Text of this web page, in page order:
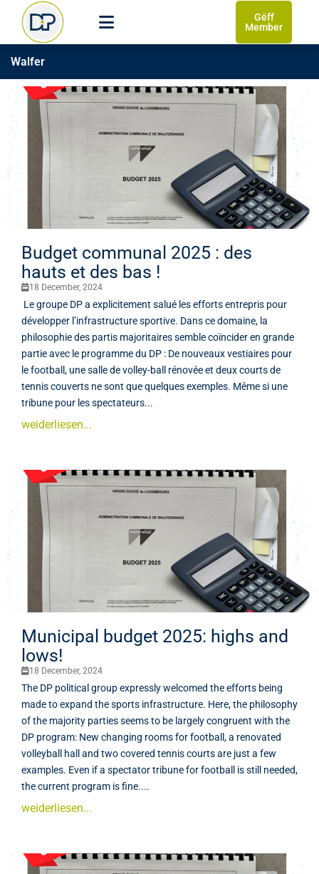
Gëff
Member
Walfer
Budget communal 2025 : des
hauts et des bas !
18 December, 2024
Le groupe DP a explicitement salué les efforts entrepris pour
développer l’infrastructure sportive. Dans ce domaine, la
philosophie des partis majoritaires semble coïncider en grande
partie avec le programme du DP : De nouveaux vestiaires pour
le football, une salle de volley-ball rénovée et deux courts de
tennis couverts ne sont que quelques exemples. Même si une
tribune pour les spectateurs...
weiderliesen...
Municipal budget 2025: highs and
lows!
18 December, 2024
The DP political group expressly welcomed the efforts being
made to expand the sports infrastructure. Here, the philosophy
of the majority parties seems to be largely congruent with the
DP program: New changing rooms for football, a renovated
volleyball hall and two covered tennis courts are just a few
examples. Even if a spectator tribune for football is still needed,
the current program is fine....
weiderliesen...